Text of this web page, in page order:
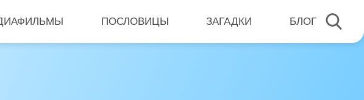
ПОСЛОВИЦЫ ЗАГАДКИ БЛОГ